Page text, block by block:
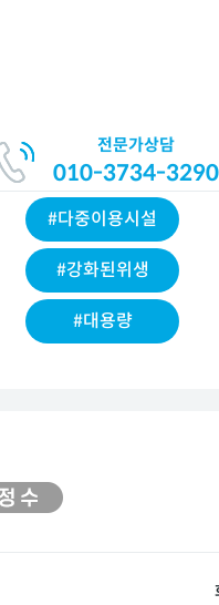
전문가상담
010-3734-3290
#다중이용시설
#강화된위생
#대용량